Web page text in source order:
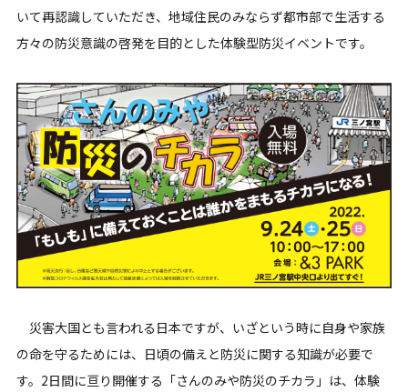
いて再認識していただき、地域住民のみならず都市部で生活する
方々の防災意識の啓発を目的とした体験型防災イベントです。
災害大国とも言われる日本ですが、いざという時に自身や家族
の命を守るためには、日頃の備えと防災に関する知識が必要で
す。2日間に亘り開催する「さんのみや防災のチカラ」は、体験